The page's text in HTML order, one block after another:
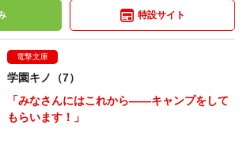
特設サイト
電撃文庫
学園キノ（7）
「みなさんにはこれから――キャンプをして
もらいます！」